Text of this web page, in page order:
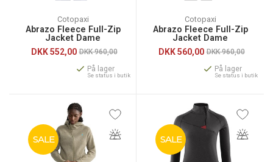
Cotopaxi
Abrazo Fleece Full-Zip
Jacket Dame
DKK552,00 DKK 960,00
På lager
Se status i butik
Cotopaxi
Abrazo Fleece Full-Zip
Jacket Dame
DKK560,00 DKK 960,00
På lager
Se status i butik
SALE SALE